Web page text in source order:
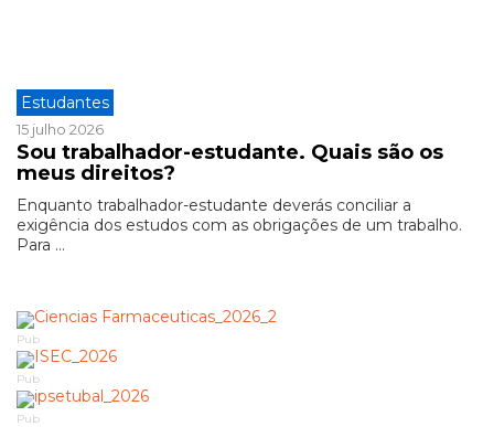
Estudantes
15 julho 2026
Sou trabalhador-estudante. Quais são os
meus direitos?
Enquanto trabalhador-estudante deverás conciliar a
exigência dos estudos com as obrigações de um trabalho.
Para ...
Pub
Pub
Pub